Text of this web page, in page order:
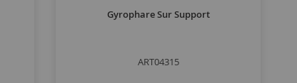
Gyrophare Sur Support
ART04315